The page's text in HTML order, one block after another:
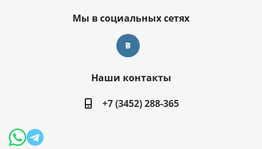
Мы в социальных сетях
Наши контакты
+7 (3452) 288-365